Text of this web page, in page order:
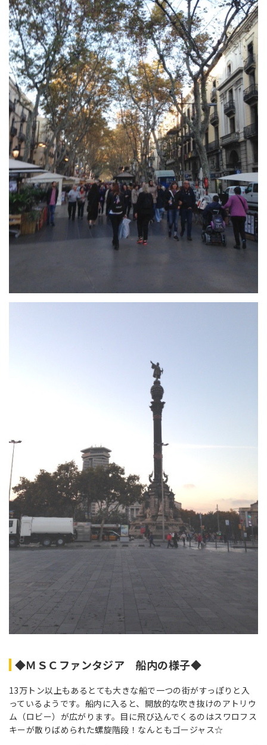
◆ＭＳＣファンタジア 船内の様子◆
13万トン以上もあるとても大きな船で一つの街がすっぽりと入
っているようです。船内に入ると、開放的な吹き抜けのアトリウ
ム（ロビー）が広がります。目に飛び込んでくるのはスワロフス
キーが散りばめられた螺旋階段！なんともゴージャス☆